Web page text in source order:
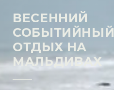
ВЕСЕННИЙ
СОБЫТИЙНЫЙ
ОТДЫХ НА
МАЛЬДИВАХ